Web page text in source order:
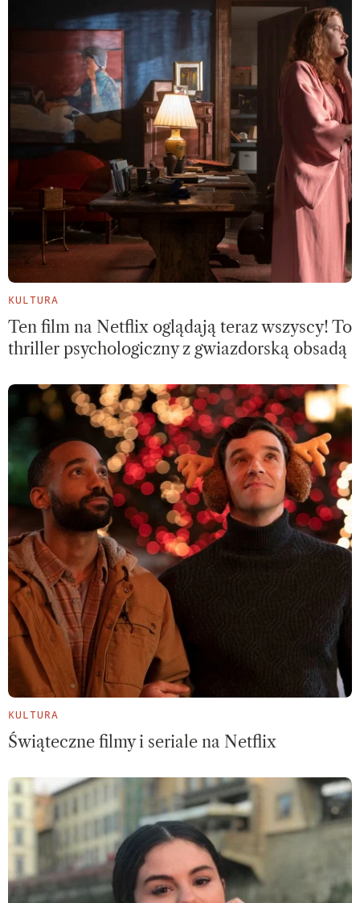
KULTURA
Ten film na Netflix oglądają teraz wszyscy! To
thriller psychologiczny z gwiazdorską obsadą
KULTURA
Świąteczne filmy i seriale na Netflix